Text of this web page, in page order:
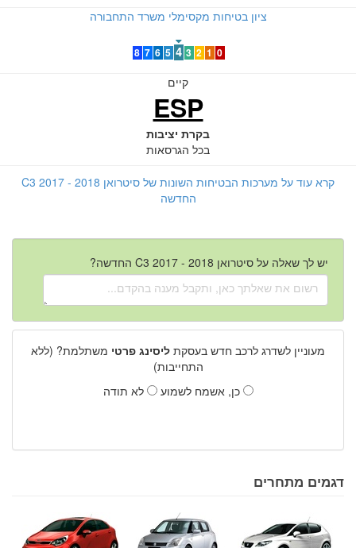
ציון בטיחות מקסימלי משרד התחבורה
0
1
2
3
4
5
6
7
8
קיים
ESP
בקרת יציבות
בכל הגרסאות
קרא עוד על מערכות הבטיחות השונות של סיטרואן C3 2017 - 2018
החדשה
יש לך שאלה על סיטרואן C3 2017 - 2018 החדשה?
מעוניין לשדרג לרכב חדש בעסקת ליסינג פרטי משתלמת? (ללא
התחייבות)
כן, אשמח לשמוע
לא תודה
דגמים מתחרים